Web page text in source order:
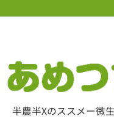
半農半Xのススメー微